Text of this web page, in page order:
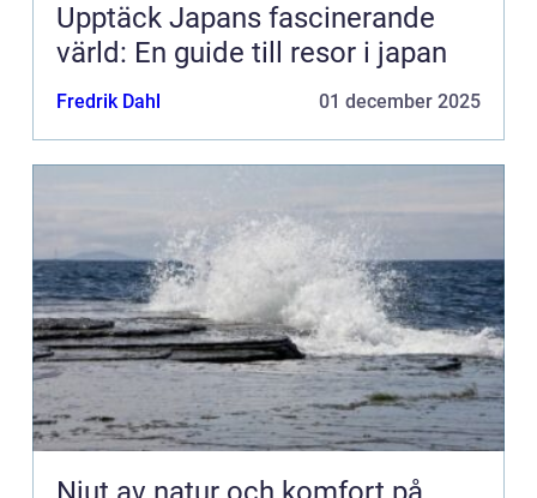
Upptäck Japans fascinerande
värld: En guide till resor i japan
Fredrik Dahl 01 december 2025